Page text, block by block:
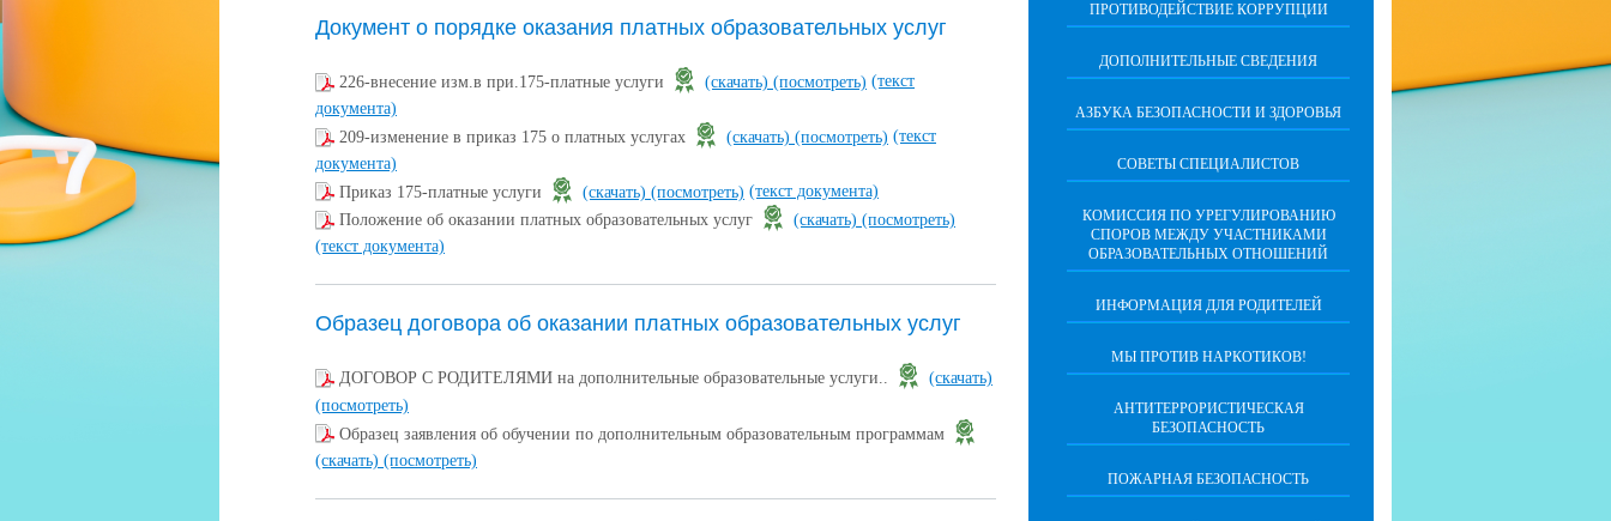
Документ о порядке оказания платных образовательных услуг
226-внесение изм.в при.175-платные услуги (скачать) (посмотреть) (текст
документа)
209-изменение в приказ 175 о платных услугах
(скачать) (посмотреть) (текст
документа)
Приказ 175-платные услуги
(скачать) (посмотреть) (текст документа)
Положение об оказании платных образовательных услуг
(скачать) (посмотреть)
(текст документа)
Образец договора об оказании платных образовательных услуг
ДОГОВОР С РОДИТЕЛЯМИ на дополнительные образовательные услуги..
(скачать)
(посмотреть)
Образец заявления об обучении по дополнительным образовательным программам
(скачать) (посмотреть)
ПРОТИВОДЕЙСТВИЕ КОРРУПЦИИ
ДОПОЛНИТЕЛЬНЫЕ СВЕДЕНИЯ
АЗБУКА БЕЗОПАСНОСТИ И ЗДОРОВЬЯ
СОВЕТЫ СПЕЦИАЛИСТОВ
КОМИССИЯ ПО УРЕГУЛИРОВАНИЮ
СПОРОВ МЕЖДУ УЧАСТНИКАМИ
ОБРАЗОВАТЕЛЬНЫХ ОТНОШЕНИЙ
ИНФОРМАЦИЯ ДЛЯ РОДИТЕЛЕЙ
МЫ ПРОТИВ НАРКОТИКОВ!
АНТИТЕРРОРИСТИЧЕСКАЯ
БЕЗОПАСНОСТЬ
ПОЖАРНАЯ БЕЗОПАСНОСТЬ